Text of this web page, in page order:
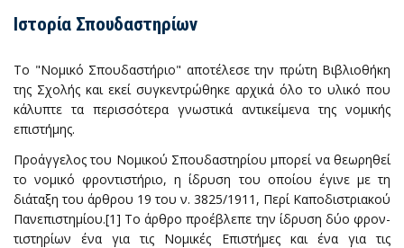
Ιστορία Σπουδαστηρίων
Το "Νομικό Σπουδαστήριο" αποτέλεσε την πρώτη Βιβλιοθήκη
της Σχολής και εκεί συγκεντρώθηκε αρχικά όλο το υλικό που
κάλυπτε τα περισσότερα γνωστικά αντι­κείμενα της νομικής
επιστήμης.
Προάγγελος του Νομικού Σπουδαστηρίου μπορεί να θεωρηθεί
το νομικό φρον­τιστήριο, η ίδρυση του οποίου έγινε με τη
διάταξη του άρθρου 19 του ν. 3825/1911, Πε­ρί Καποδιστριακού
Πανεπιστημίου.[1] Το άρθρο προέβλεπε την ίδρυση δύο φρον­
τιστηρίων ένα για τις Νομικές Επιστήμες και ένα για τις